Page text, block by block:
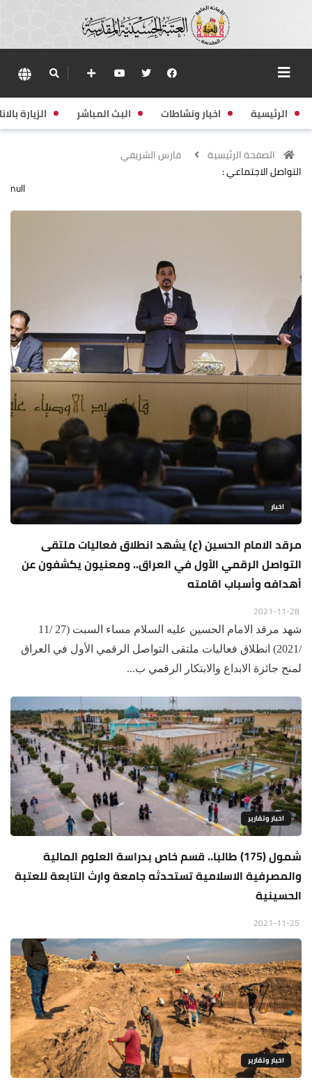
الرئيسية اخبار ونشاطات البث المباشر الزيارة
الصفحة الرئيسية
فارس الشريفي
التواصل الاجتماعي :
null
اخبار
مرقد الامام الحسين (ع) يشهد انطلاق فعاليات ملتقى
التواصل الرقمي الأول في العراق.. ومعنيون يكشفون عن
أهدافه وأسباب اقامته
شهد مرقد الامام الحسين عليه السلام مساء السبت (27 /11
/2021) انطلاق فعاليات ملتقى التواصل الرقمي الأول في العراق
لمنح جائزة الابداع والابتكار الرقمي ب...
اخبار وتقارير
شمول (175) طالبا.. قسم خاص بدراسة العلوم المالية
والمصرفية الاسلامية تستحدثه جامعة وارث التابعة للعتبة
الحسينية
اخبار وتقارير